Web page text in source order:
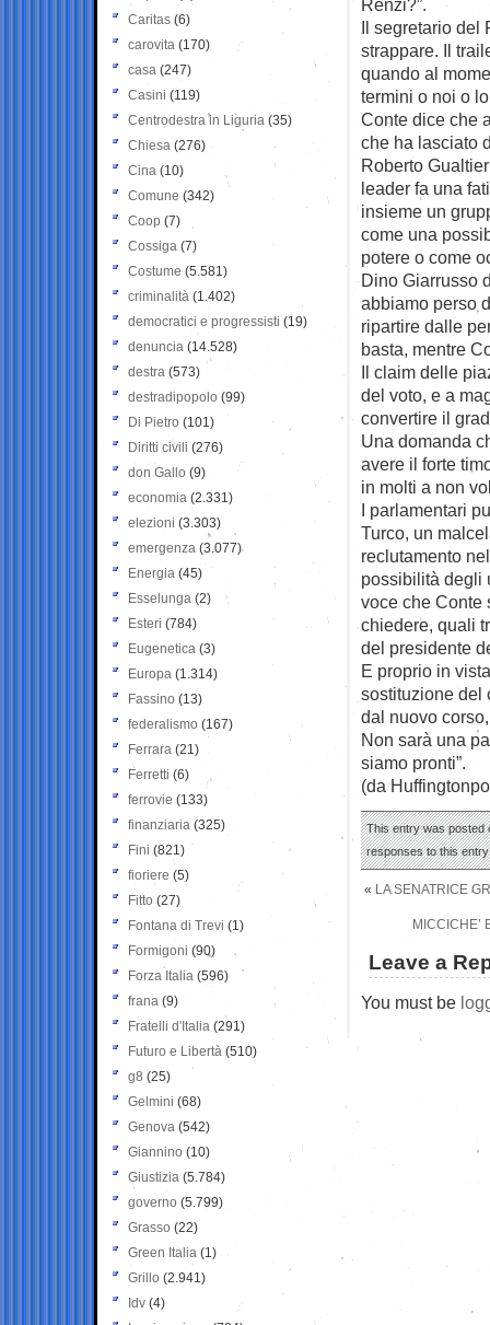
Renzi?”.
Il segretario del
strappare. Il
quando al
termini o noi o
Conte dice che
che ha lasciato
Roberto
leader fa una
insieme un
come una
potere o come
Dino Giarrusso
abbiamo perso
ripartire dalle
basta, mentre
Il claim delle
del voto, e a
convertire il
Una domanda
avere il forte
in molti a non
I parlamentari
Turco, un
reclutamento
possibilità degli
voce che Conte
chiedere, quali
del presidente
E proprio in
sostituzione del
dal nuovo
Non sarà una
siamo pronti”.
(da
This entry was posted
responses to this
« LA SENATRICE
MICCICHE’
Leave a
You must be
Caritas (6)
carovita (170)
casa (247)
Casini (119)
Centrodestra in Liguria (35)
Chiesa (276)
Cina (10)
Comune (342)
Coop (7)
Cossiga (7)
Costume (5.581)
criminalità (1.402)
democratici e progressisti (19)
denuncia (14.528)
destra (573)
destradipopolo (99)
Di Pietro (101)
Diritti civili (276)
don Gallo (9)
economia (2.331)
elezioni (3.303)
emergenza (3.077)
Energia (45)
Esselunga (2)
Esteri (784)
Eugenetica (3)
Europa (1.314)
Fassino (13)
federalismo (167)
Ferrara (21)
Ferretti (6)
ferrovie (133)
finanziaria (325)
Fini (821)
fioriere (5)
Fitto (27)
Fontana di Trevi (1)
Formigoni (90)
Forza Italia (596)
frana (9)
Fratelli d'Italia (291)
Futuro e Libertà (510)
g8 (25)
Gelmini (68)
Genova (542)
Giannino (10)
Giustizia (5.784)
governo (5.799)
Grasso (22)
Green Italia (1)
Grillo (2.941)
Idv (4)